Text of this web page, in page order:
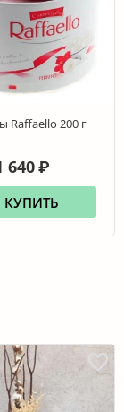
Raffaello 200 г
640 ₽
КУПИТЬ